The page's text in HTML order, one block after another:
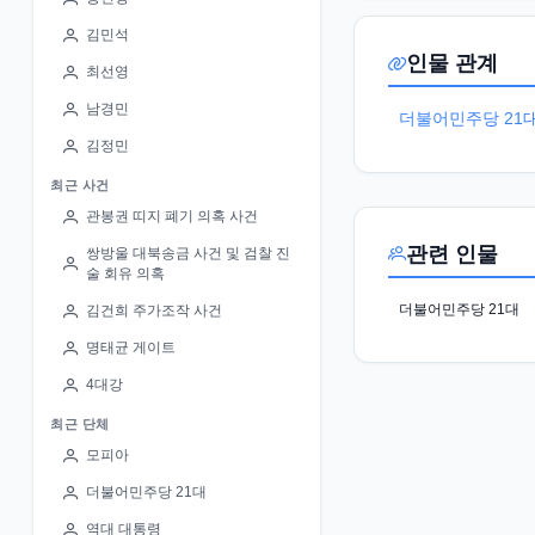
김민석
최선영
남경민
김정민
최근 사건
관봉권 띠지 폐기 의혹 사건
쌍방울 대북송금 사건 및 검찰 진
술 회유 의혹
김건희 주가조작 사건
명태균 게이트
4대강
최근 단체
모피아
더불어민주당 21대
역대 대통령
인물 관계
더불어민주당 21
관련 인물
더불어민주당 21대